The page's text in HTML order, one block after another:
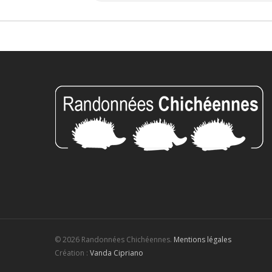
© 2026 Randonnées Chichéennes. Mentions légales
Création : Vanda Cipriano